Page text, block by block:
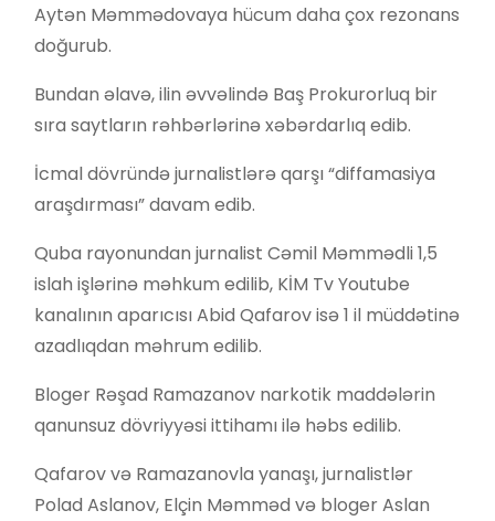
Aytən Məmmədovaya hücum daha çox rezonans
doğurub.
Bundan əlavə, ilin əvvəlində Baş Prokurorluq bir
sıra saytların rəhbərlərinə xəbərdarlıq edib.
İcmal dövründə jurnalistlərə qarşı “diffamasiya
araşdırması” davam edib.
Quba rayonundan jurnalist Cəmil Məmmədli 1,5
islah işlərinə məhkum edilib, KİM Tv Youtube
kanalının aparıcısı Abid Qafarov isə 1 il müddətinə
azadlıqdan məhrum edilib.
Bloger Rəşad Ramazanov narkotik maddələrin
qanunsuz dövriyyəsi ittihamı ilə həbs edilib.
Qafarov və Ramazanovla yanaşı, jurnalistlər
Polad Aslanov, Elçin Məmməd və bloger Aslan